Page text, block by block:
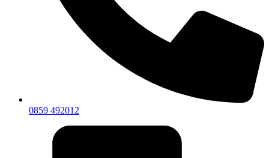
0859 492012